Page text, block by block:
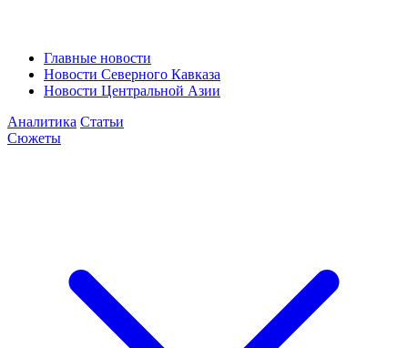
Главные новости
Новости Северного Кавказа
Новости Центральной Азии
Аналитика Статьи
Сюжеты